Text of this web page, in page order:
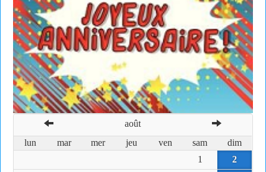
août
lun
mar mer jeu ven sam
dim
1
2